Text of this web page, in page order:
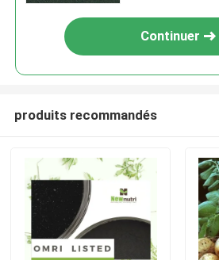
Continuer
produits recommandés